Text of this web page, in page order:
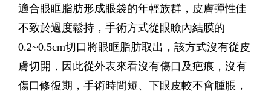
適合眼眶脂肪形成眼袋的年輕族群，皮膚彈性佳
不致於過度鬆持，手術方式從眼瞼內結膜的
0.2~0.5cm切口將眼眶脂肪取出，該方式沒有從皮
膚切開，因此從外表來看沒有傷口及疤痕，沒有
傷口修復期，手術時間短、下眼皮較不會腫脹，